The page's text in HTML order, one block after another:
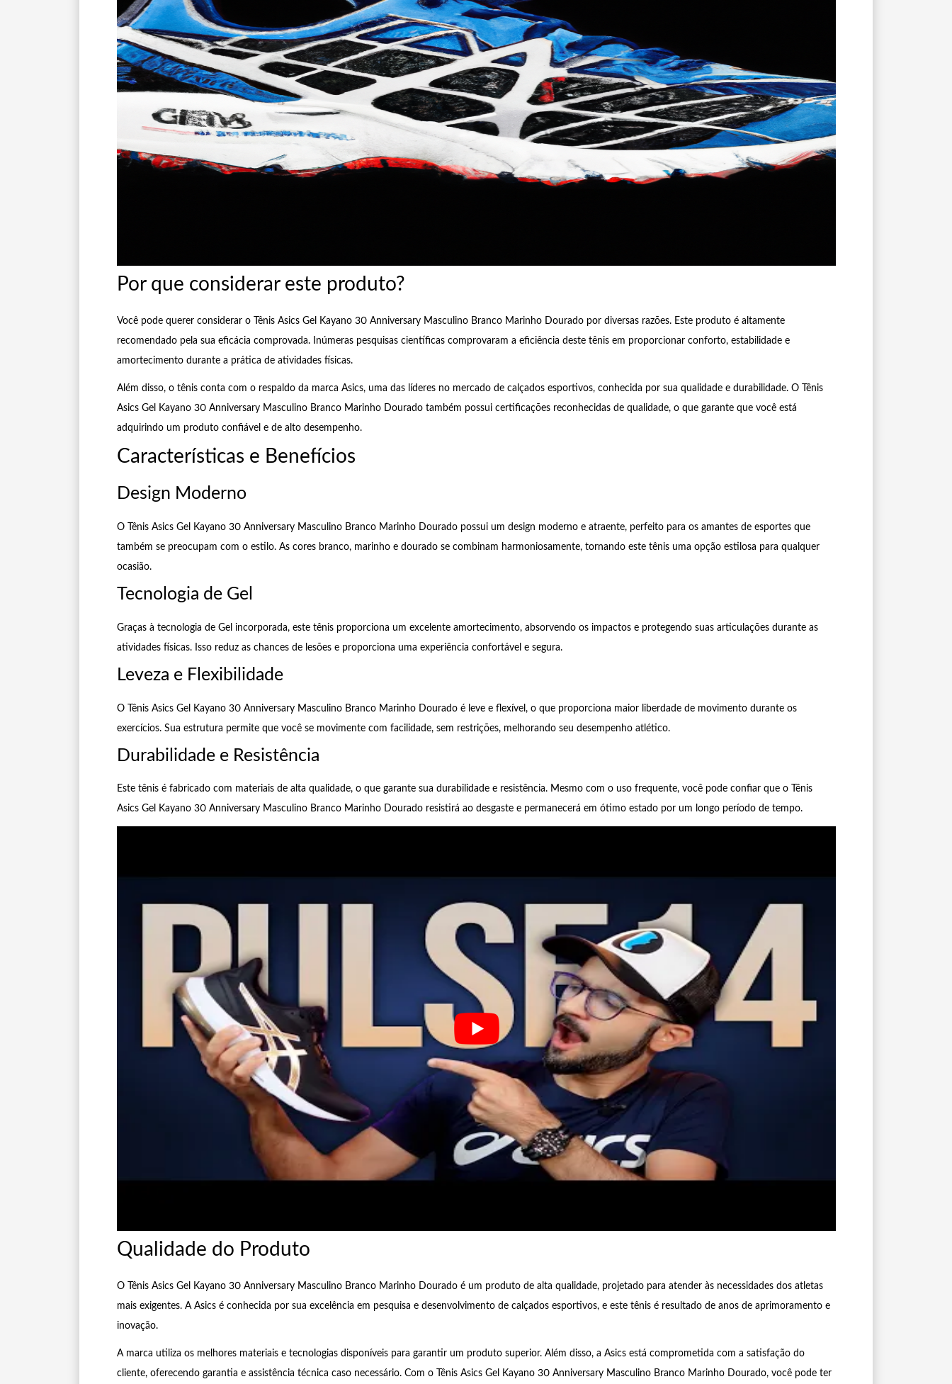
Por que considerar este produto?
Você pode querer considerar o Tênis Asics Gel Kayano 30 Anniversary Masculino Branco Marinho Dourado por diversas razões. Este produto é altamente
recomendado pela sua eficácia comprovada. Inúmeras pesquisas científicas comprovaram a eficiência deste tênis em proporcionar conforto, estabilidade e
amortecimento durante a prática de atividades físicas.
Além disso, o tênis conta com o respaldo da marca Asics, uma das líderes no mercado de calçados esportivos, conhecida por sua qualidade e durabilidade. O Tênis
Asics Gel Kayano 30 Anniversary Masculino Branco Marinho Dourado também possui certificações reconhecidas de qualidade, o que garante que você está
adquirindo um produto confiável e de alto desempenho.
Características e Benefícios
Design Moderno
O Tênis Asics Gel Kayano 30 Anniversary Masculino Branco Marinho Dourado possui um design moderno e atraente, perfeito para os amantes de esportes que
também se preocupam com o estilo. As cores branco, marinho e dourado se combinam harmoniosamente, tornando este tênis uma opção estilosa para qualquer
ocasião.
Tecnologia de Gel
Graças à tecnologia de Gel incorporada, este tênis proporciona um excelente amortecimento, absorvendo os impactos e protegendo suas articulações durante as
atividades físicas. Isso reduz as chances de lesões e proporciona uma experiência confortável e segura.
Leveza e Flexibilidade
O Tênis Asics Gel Kayano 30 Anniversary Masculino Branco Marinho Dourado é leve e flexível, o que proporciona maior liberdade de movimento durante os
exercícios. Sua estrutura permite que você se movimente com facilidade, sem restrições, melhorando seu desempenho atlético.
Durabilidade e Resistência
Este tênis é fabricado com materiais de alta qualidade, o que garante sua durabilidade e resistência. Mesmo com o uso frequente, você pode confiar que o Tênis
Asics Gel Kayano 30 Anniversary Masculino Branco Marinho Dourado resistirá ao desgaste e permanecerá em ótimo estado por um longo período de tempo.
Qualidade do Produto
O Tênis Asics Gel Kayano 30 Anniversary Masculino Branco Marinho Dourado é um produto de alta qualidade, projetado para atender às necessidades dos atletas
mais exigentes. A Asics é conhecida por sua excelência em pesquisa e desenvolvimento de calçados esportivos, e este tênis é resultado de anos de aprimoramento e
inovação.
A marca utiliza os melhores materiais e tecnologias disponíveis para garantir um produto superior. Além disso, a Asics está comprometida com a satisfação do
cliente, oferecendo garantia e assistência técnica caso necessário. Com o Tênis Asics Gel Kayano 30 Anniversary Masculino Branco Marinho Dourado, você pode ter